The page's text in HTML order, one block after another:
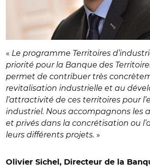
« Le programme Territoires
priorité pour la Banque des
permet de contribuer très
revitalisation industrielle et au
l’attractivité de ces territoires pour
industriel. Nous accompagnons les
et privés dans la concrétisation ou
leurs différents projets. »
Olivier Sichel, Directeur de la